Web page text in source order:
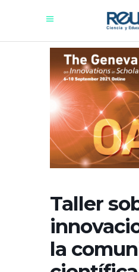
Taller
la